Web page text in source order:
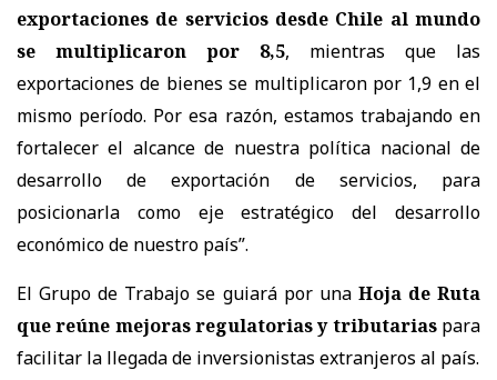
exportaciones de servicios desde Chile al mundo
se multiplicaron por 8,5, mientras que las
exportaciones de bienes se multiplicaron por 1,9 en el
mismo período. Por esa razón, estamos trabajando en
fortalecer el alcance de nuestra política nacional de
desarrollo de exportación de servicios, para
posicionarla como eje estratégico del desarrollo
económico de nuestro país”.
El Grupo de Trabajo se guiará por una Hoja de Ruta
que reúne mejoras regulatorias y tributariaspara
facilitar la llegada de inversionistas extranjeros al país.